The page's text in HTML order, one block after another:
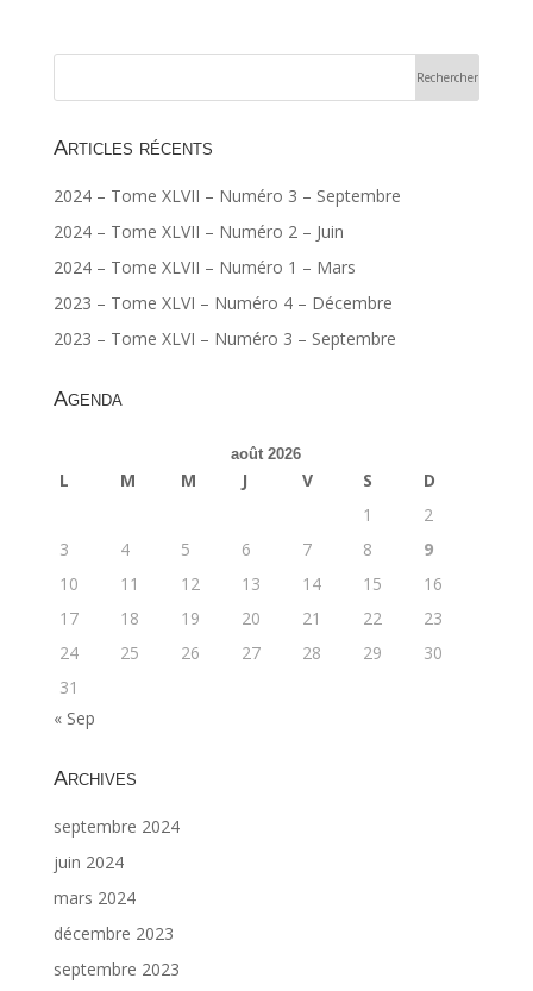
Articles récents
2024 – Tome XLVII – Numéro 3 – Septembre
2024 – Tome XLVII – Numéro 2 – Juin
2024 – Tome XLVII – Numéro 1 – Mars
2023 – Tome XLVI – Numéro 4 – Décembre
2023 – Tome XLVI – Numéro 3 – Septembre
Agenda
août 2026
L M M J V S
D
1
2
3
4 5 6 7 8
9
10
11 12 13 14 15
16
17
18 19 20 21 22
23
24
25 26 27 28 29
30
31
« Sep
Archives
septembre 2024
juin 2024
mars 2024
décembre 2023
septembre 2023